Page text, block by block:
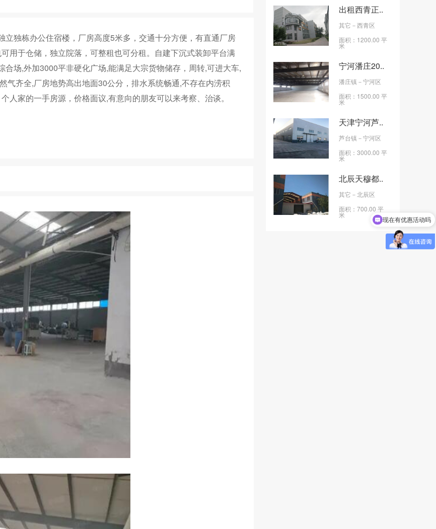
独栋办公住宿楼，厂房高度5米多，交通十分方便，有直通厂房
用于仓储，独立院落，可整租也可分租。自建下沉式装卸平台满
场,外加3000平非硬化广场,能满足大宗货物储存，周转,可进大车,
气齐全,厂房地势高出地面30公分，排水系统畅通,不存在内涝积
人家的一手房源，价格面议,有意向的朋友可以来考察、治谈。
出租西青正..
其它 －西青区
面积：1200.00 平
米
宁河潘庄20..
潘庄镇－宁河区
面积：1500.00 平
米
天津宁河芦..
芦台镇－宁河区
面积：3000.00 平
米
北辰天穆都..
其它 －北辰区
面积：700.00 平
米
可以介绍下你们的产品么